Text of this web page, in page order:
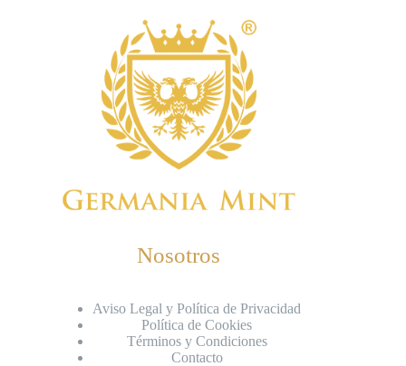
Nosotros
Aviso Legal y Política de Privacidad
Política de Cookies
Términos y Condiciones
Contacto